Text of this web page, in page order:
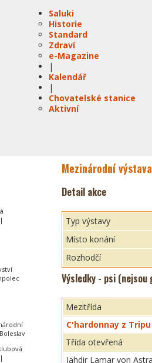
Saluki
Historie
Standard
Zdraví
e-Magazine
|
Kalendář
|
Chovatelské stanice
Aktivní
Mezinárodní
Detail akce
Typ výstavy
Místo konání
Rozhodčí
Výsledky - psi
Mezitřída
C'hardonnay z Tripu
Třída otevřená
Jahdir Lamar von